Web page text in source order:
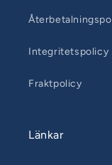
Integritetspolicy
Fraktpolicy
Länkar